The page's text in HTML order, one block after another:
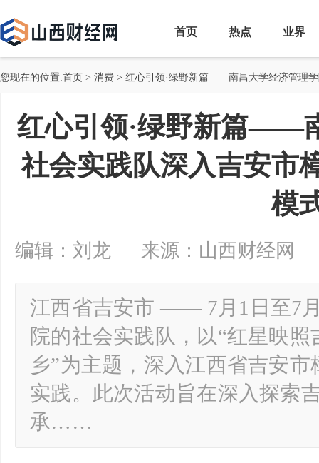
首页 热点 业界
您现在的位置:首页 > 消费 > 红心引领·绿野新篇——南昌大学经济管理
红心引领·绿野新篇——
社会实践队深入吉安市
模
编辑：刘龙 来源：山西财经网
江西省吉安市 —— 7月1日至7
院的社会实践队，以“红星映
乡”为主题，深入江西省吉安
实践。此次活动旨在深入探索
承……